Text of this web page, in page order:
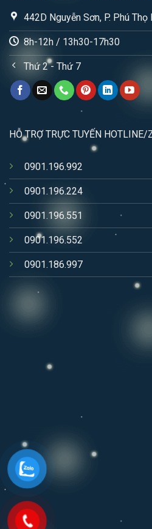
442D Nguyễn Sơn, P. Phú Thọ
8h-12h / 13h30-17h30
Thứ 2 - Thứ 7
HỖ TRỢ TRỰC TUYẾN HOTLINE/
0901.196.992
0901.196.224
0901.196.551
0901.196.552
0901.186.997